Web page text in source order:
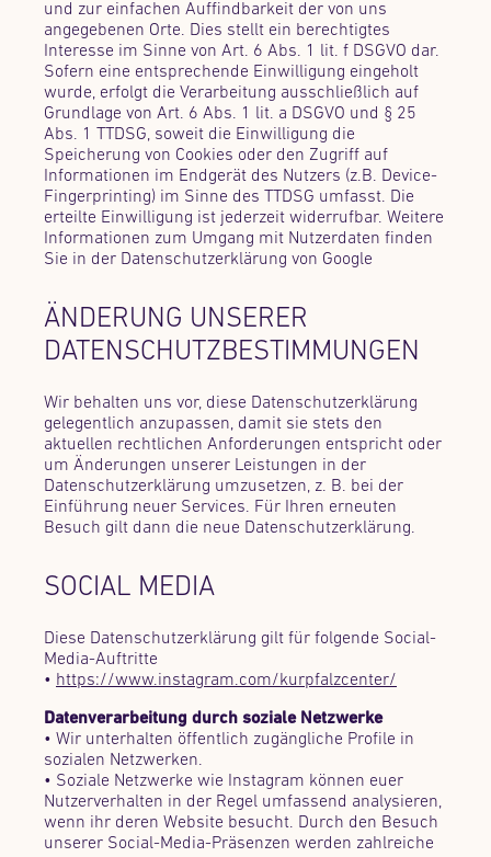
und zur einfachen Auffindbarkeit der von uns
angegebenen Orte. Dies stellt ein berechtigtes
Interesse im Sinne von Art. 6 Abs. 1 lit. f DSGVO dar.
Sofern eine entsprechende Einwilligung eingeholt
wurde, erfolgt die Verarbeitung ausschließlich auf
Grundlage von Art. 6 Abs. 1 lit. a DSGVO und § 25
Abs. 1 TTDSG, soweit die Einwilligung die
Speicherung von Cookies oder den Zugriff auf
Informationen im Endgerät des Nutzers (z.B. Device-
Fingerprinting) im Sinne des TTDSG umfasst. Die
erteilte Einwilligung ist jederzeit widerrufbar. Weitere
Informationen zum Umgang mit Nutzerdaten finden
Sie in der Datenschutzerklärung von Google
ÄNDERUNG UNSERER
DATENSCHUTZBESTIMMUNGEN
Wir behalten uns vor, diese Datenschutzerklärung
gelegentlich anzupassen, damit sie stets den
aktuellen rechtlichen Anforderungen entspricht oder
um Änderungen unserer Leistungen in der
Datenschutzerklärung umzusetzen, z. B. bei der
Einführung neuer Services. Für Ihren erneuten
Besuch gilt dann die neue Datenschutzerklärung.
SOCIAL MEDIA
Diese Datenschutzerklärung gilt für folgende Social-
Media-Auftritte
• https://www.instagram.com/kurpfalzcenter/
Datenverarbeitung durch soziale Netzwerke
• Wir unterhalten öffentlich zugängliche Profile in
sozialen Netzwerken.
• Soziale Netzwerke wie Instagram können euer
Nutzerverhalten in der Regel umfassend analysieren,
wenn ihr deren Website besucht. Durch den Besuch
unserer Social-Media-Präsenzen werden zahlreiche